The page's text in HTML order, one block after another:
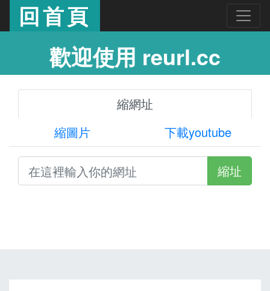
回首頁
歡迎使用 reurl.cc
縮網址
縮圖片
下載youtube
縮址